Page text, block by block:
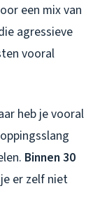
een mix van
agressieve
vooral
heb je vooral
Binnen 30
er zelf niet